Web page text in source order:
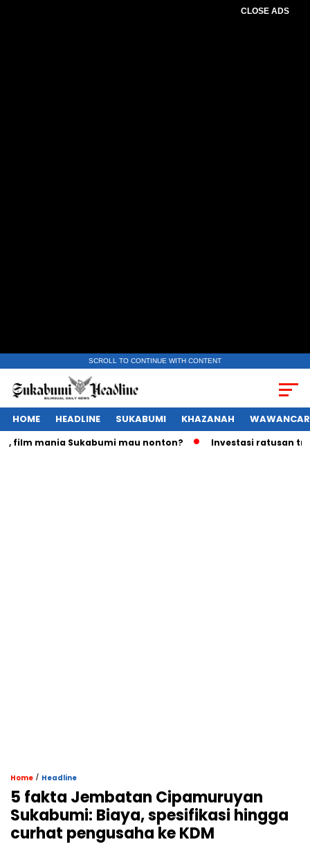
CLOSE ADS
SCROLL TO CONTINUE WITH CONTENT
HOME HEADLINE SUKABUMI KHAZANAH
Sukabumi mau nonton? Investasi ratusan triliun
Home / Headline
5 fakta Jembatan Cipamuruyan
Sukabumi: Biaya, spesifikasi hingga
curhat pengusaha ke KDM